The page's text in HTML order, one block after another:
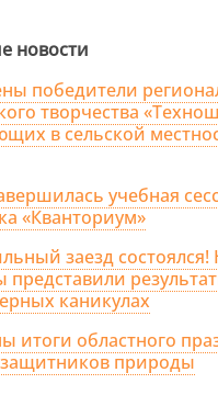
новости
победители
творчества
в сельской
учебная
«Кванториум»
заезд
каникулах
итоги областного
природы